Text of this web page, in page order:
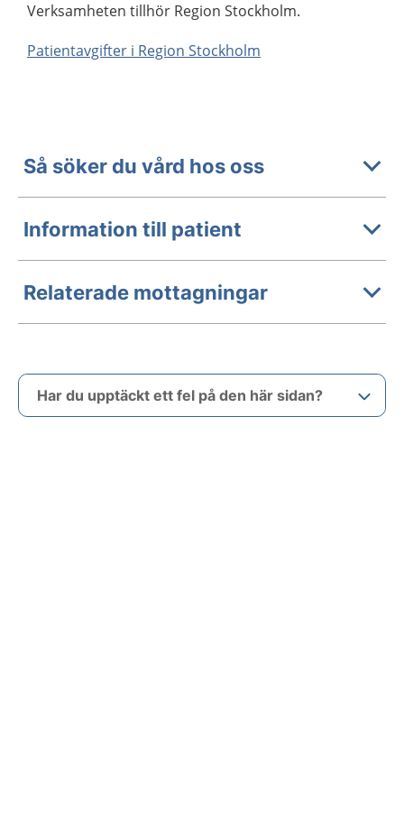
Verksamheten tillhör Region Stockholm.
Patientavgifter i Region Stockholm
Så söker du vård hos oss
Information till patient
Relaterade mottagningar
Har du upptäckt ett fel på den här sidan?